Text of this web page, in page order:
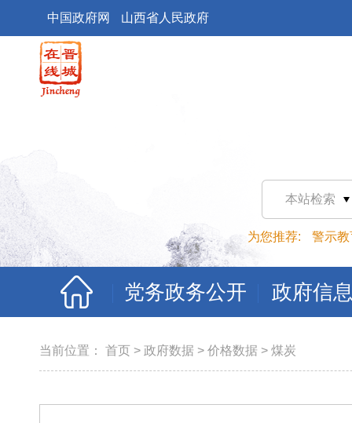
中国政府网 山西省人民政府
本站检索
为您推荐: 警示教
党务政务公开 政府信
当前位置： 首页 > 政府数据 > 价格数据 > 煤炭